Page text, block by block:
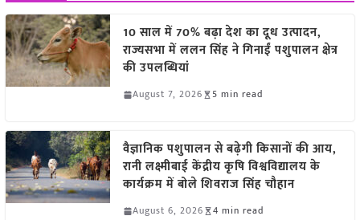
10 साल में 70% बढ़ा देश का दूध उत्पादन,
राज्यसभा में ललन सिंह ने गिनाईं पशुपालन क्षेत्र
की उपलब्धियां
August 7, 2026 5 min read
वैज्ञानिक पशुपालन से बढ़ेगी किसानों की आय,
रानी लक्ष्मीबाई केंद्रीय कृषि विश्वविद्यालय के
कार्यक्रम में बोले शिवराज सिंह चौहान
August 6, 2026 4 min read